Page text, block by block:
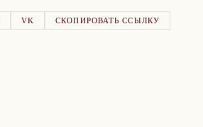
VK СКОПИРОВАТЬ ССЫЛКУ